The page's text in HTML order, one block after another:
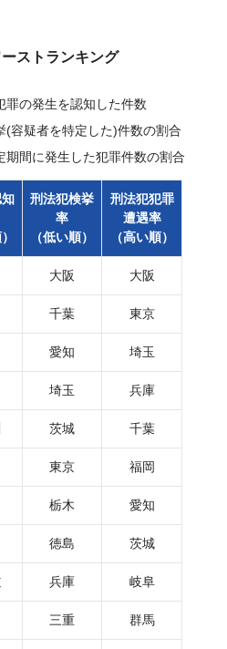
ストランキング
罪の発生を認知した件数
容疑者を特定した)件数の割合
間に発生した犯罪件数の割合
刑法犯検挙
率
（低い順）
刑法犯犯罪
遭遇率
（高い順）
大阪 大阪
千葉 東京
愛知 埼玉
埼玉 兵庫
茨城 千葉
東京 福岡
栃木 愛知
徳島 茨城
兵庫 岐阜
三重 群馬